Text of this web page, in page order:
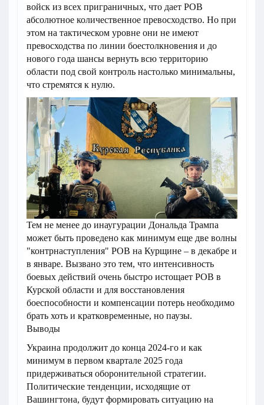
войск из всех приграничных, что дает РОВ
абсолютное количественное превосходство. Но при
этом на тактическом уровне они не имеют
превосходства по линии боестолкновения и до
нового года шансы вернуть всю территорию
области под свой контроль настолько минимальны,
что стремятся к нулю.
Тем не менее до инаугурации Дональда Трампа
может быть проведено как минимум еще две волны
"контрнаступления" РОВ на Курщине – в декабре и
в январе. Вызвано это тем, что интенсивность
боевых действий очень быстро истощает РОВ в
Курской области и для восстановления
боеспособности и компенсации потерь необходимо
брать хоть и кратковременные, но паузы.
Выводы
Украина продолжит до конца 2024-го и как
минимум в первом квартале 2025 года
придерживаться оборонительной стратегии.
Политические тенденции, исходящие от
Вашингтона, будут формировать ситуацию на